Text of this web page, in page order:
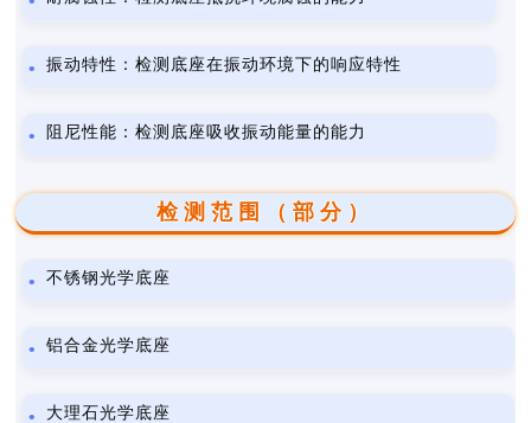
振动特性：检测底座在振动环境下的响应特性
阻尼性能：检测底座吸收振动能量的能力
检测范围（部分）
不锈钢光学底座
铝合金光学底座
大理石光学底座